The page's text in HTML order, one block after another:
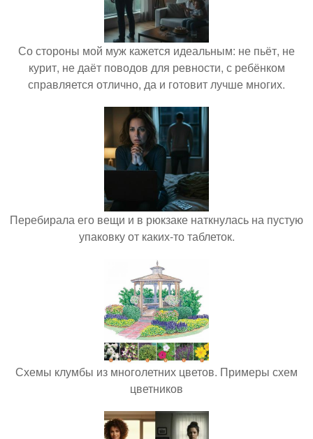
Со стороны мой муж кажется идеальным: не пьёт, не
курит, не даёт поводов для ревности, с ребёнком
справляется отлично, да и готовит лучше многих.
Перебирала его вещи и в рюкзаке наткнулась на пустую
упаковку от каких-то таблеток.
Схемы клумбы из многолетних цветов. Примеры схем
цветников